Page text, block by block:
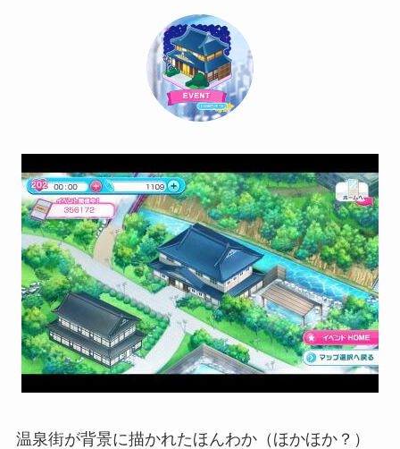
温泉街が背景に描かれたほんわか（ほかほか？）